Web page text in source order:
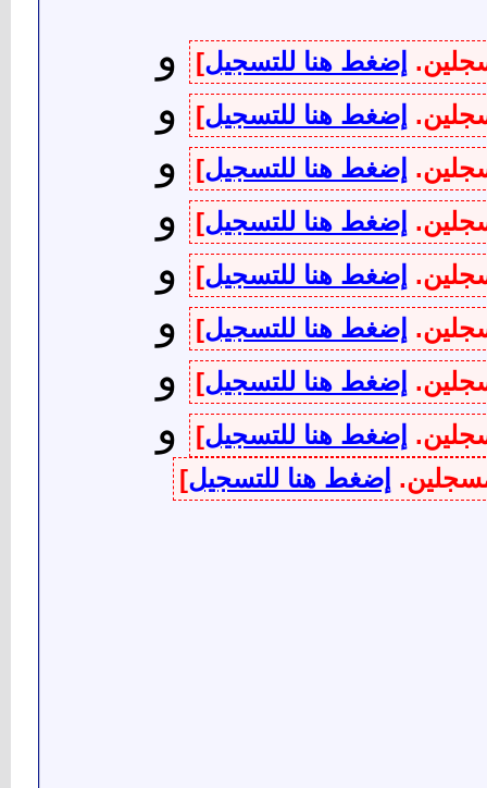
إضغط هنا للتسجيل] و
إضغط هنا للتسجيل] و
إضغط هنا للتسجيل] و
إضغط هنا للتسجيل] و
إضغط هنا للتسجيل] و
إضغط هنا للتسجيل] و
إضغط هنا للتسجيل] و
إضغط هنا للتسجيل] و
إضغط هنا للتسجيل]